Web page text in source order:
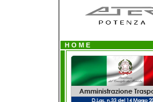
H O M E